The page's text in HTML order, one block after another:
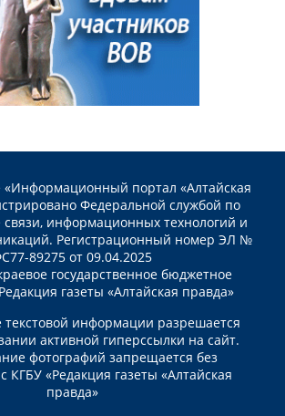
«Информационный портал «Алтайская
Федеральной службой по
связи, информационных технологий и
Регистрационный номер ЭЛ №
89275 от 09.04.2025
государственное бюджетное
газеты «Алтайская правда»
текстовой информации разрешается
активной гиперссылки на сайт.
фотографий запрещается без
КГБУ «Редакция газеты «Алтайская
правда»